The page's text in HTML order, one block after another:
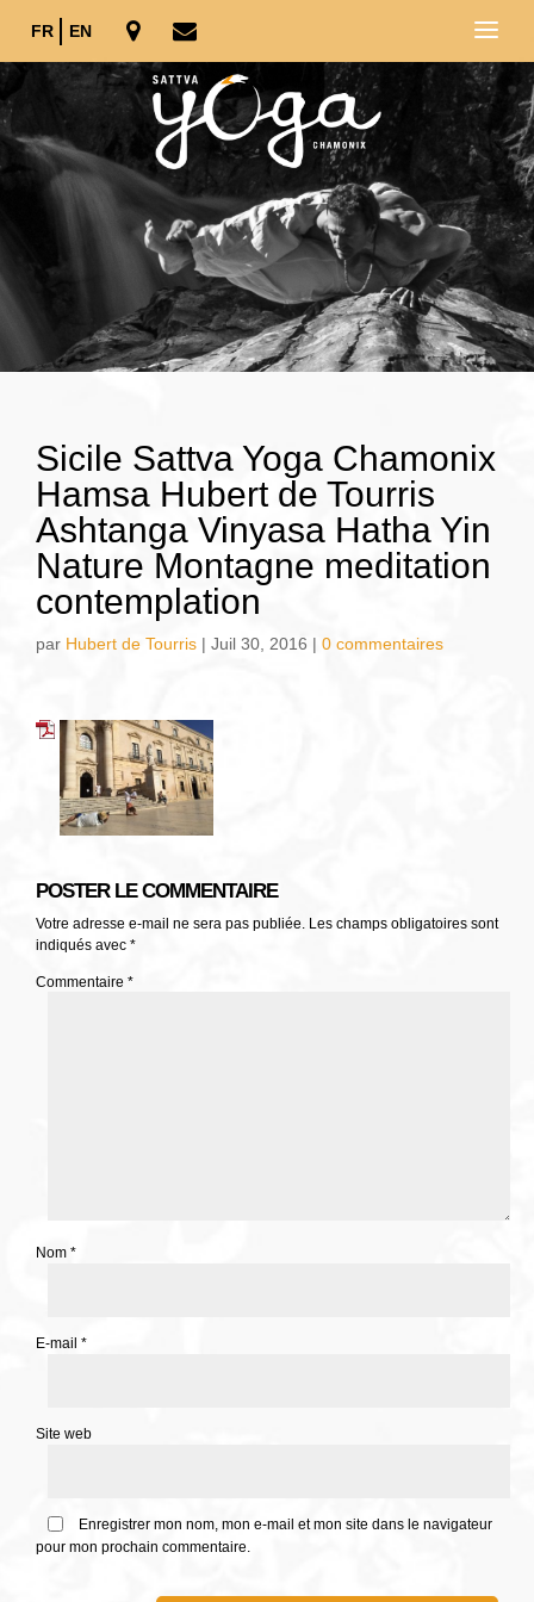
FR EN
Sicile Sattva Yoga Chamonix
Hamsa Hubert de Tourris
Ashtanga Vinyasa Hatha Yin
Nature Montagne meditation
contemplation
par Hubert de Tourris | Juil 30, 2016 | 0 commentaires
POSTER LE COMMENTAIRE
Votre adresse e-mail ne sera pas publiée. Les champs obligatoires sont
indiqués avec *
Commentaire *
Nom *
E-mail *
Site web
Enregistrer mon nom, mon e-mail et mon site dans le navigateur
pour mon prochain commentaire.